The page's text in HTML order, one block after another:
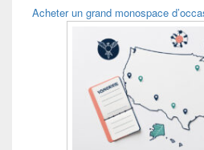
Acheter un grand monospace